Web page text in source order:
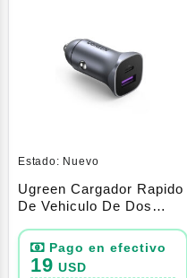
Estado: Nuevo
Ugreen Cargador Rapido
De Vehiculo De Dos
30w
19 USD